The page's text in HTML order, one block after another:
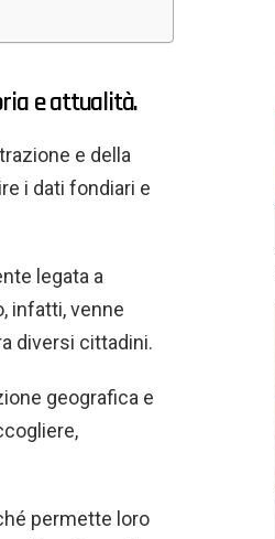
e attualità.
e della
i dati fondiari e
legata a
infatti, venne
diversi cittadini.
geografica e
permette loro